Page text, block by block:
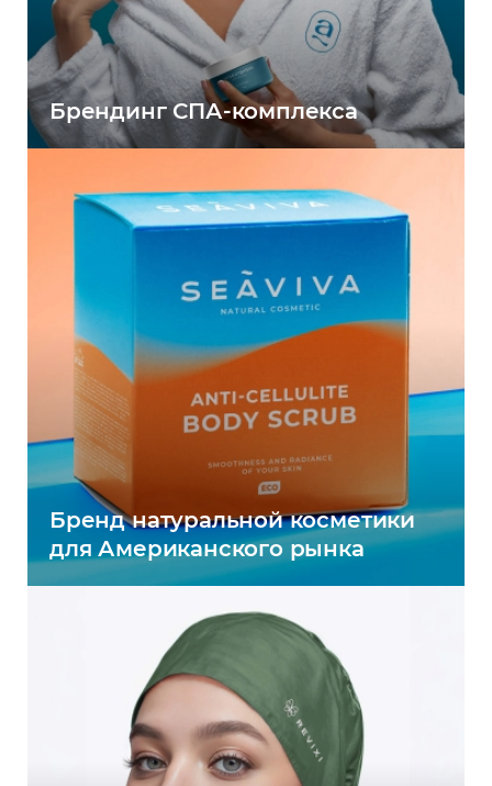
Брендинг СПА-комплекса
Бренд натуральной косметики
для Американского рынка